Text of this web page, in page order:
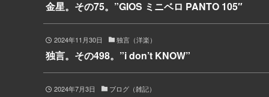
金星。その75。”GIOS ミニベロ PANTO 105″
2024年11月30日 独言（洋楽）
独言。その498。”i don’t KNOW”
2024年7月3日 ブログ（雑記）